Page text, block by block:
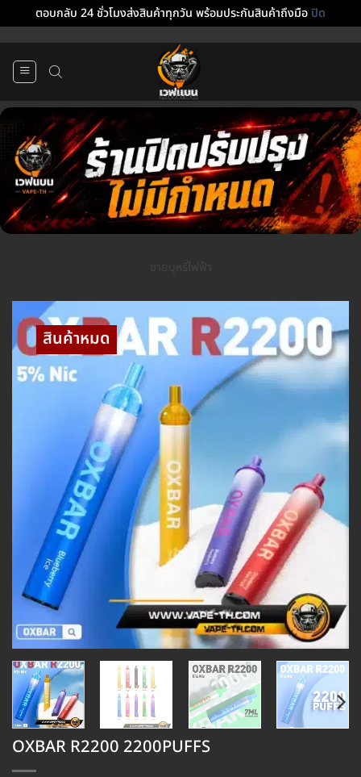
ตอบกลับ 24 ชั่วโมงส่งสินค้าทุกวัน พร้อมประกันสินค้าถึงมือปิด
OXBAR R2200 2200PUFFS